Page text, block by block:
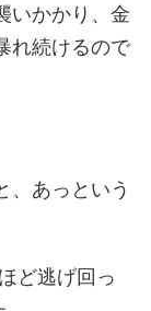
いかかり、金
れ続けるので
、あっという
ど逃げ回っ